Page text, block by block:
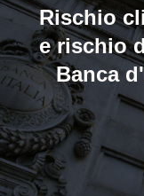
Rischio
e rischio
Banca